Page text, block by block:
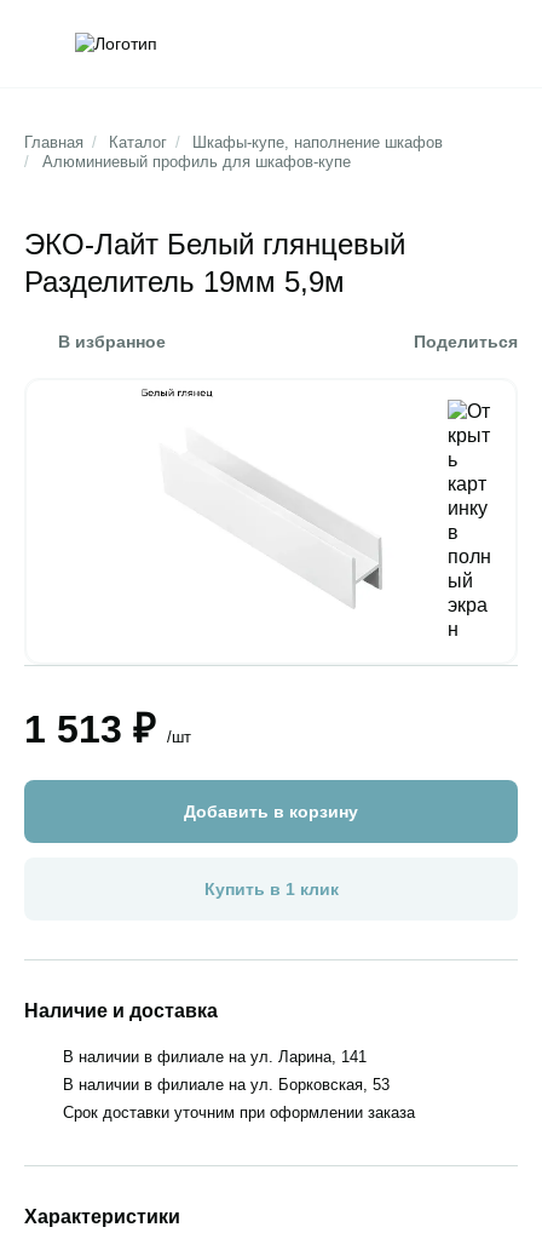
Главная / Каталог /
Шкафы-купе, наполнение шкафов
/
Алюминиевый профиль для шкафов-купе
ЭКО-Лайт Белый глянцевый
Разделитель 19мм 5,9м
В избранное Поделиться
1 513 ₽ /шт
Добавить в корзину
Купить в 1 клик
Наличие и доставка
В наличии в филиале на ул. Ларина, 141
В наличии в филиале на ул. Борковская, 53
Срок доставки уточним при оформлении заказа
Характеристики